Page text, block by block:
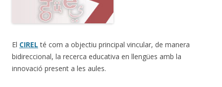
El CIREL té com a objectiu principal vincular, de manera
bidireccional, la recerca educativa en llengües amb la
innovació present a les aules.